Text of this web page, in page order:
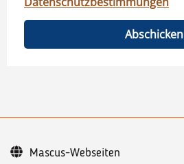
Abschicken
Mascus-Webseiten